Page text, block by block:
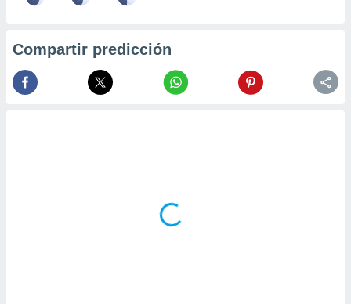
Compartir predicción